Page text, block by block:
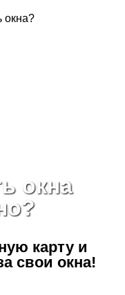
окна?
окна
картуи
свои окна!